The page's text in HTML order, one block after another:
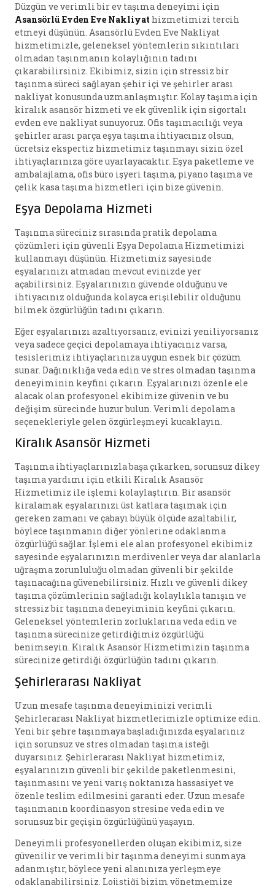
Düzgün ve verimli bir ev taşıma deneyimi için
Asansörlü Evden Eve Nakliyat hizmetimizi tercih
etmeyi düşünün. Asansörlü Evden Eve Nakliyat
hizmetimizle, geleneksel yöntemlerin sıkıntıları
olmadan taşınmanın kolaylığının tadını
çıkarabilirsiniz. Ekibimiz, sizin için stressiz bir
taşınma süreci sağlayan şehir içi ve şehirler arası
nakliyat konusunda uzmanlaşmıştır. Kolay taşıma için
kiralık asansör hizmeti ve ek güvenlik için sigortalı
evden eve nakliyat sunuyoruz. Ofis taşımacılığı veya
şehirler arası parça eşya taşıma ihtiyacınız olsun,
ücretsiz ekspertiz hizmetimiz taşınmayı sizin özel
ihtiyaçlarınıza göre uyarlayacaktır. Eşya paketleme ve
ambalajlama, ofis büro işyeri taşıma, piyano taşıma ve
çelik kasa taşıma hizmetleri için bize güvenin.
Eşya Depolama Hizmeti
Taşınma süreciniz sırasında pratik depolama
çözümleri için güvenli Eşya Depolama Hizmetimizi
kullanmayı düşünün. Hizmetimiz sayesinde
eşyalarınızı atmadan mevcut evinizde yer
açabilirsiniz. Eşyalarınızın güvende olduğunu ve
ihtiyacınız olduğunda kolayca erişilebilir olduğunu
bilmek özgürlüğün tadını çıkarın.
Eğer eşyalarınızı azaltıyorsanız, evinizi yeniliyorsanız
veya sadece geçici depolamaya ihtiyacınız varsa,
tesislerimiz ihtiyaçlarınıza uygun esnek bir çözüm
sunar. Dağınıklığa veda edin ve stres olmadan taşınma
deneyiminin keyfini çıkarın. Eşyalarınızı özenle ele
alacak olan profesyonel ekibimize güvenin ve bu
değişim sürecinde huzur bulun. Verimli depolama
seçenekleriyle gelen özgürleşmeyi kucaklayın.
Kiralık Asansör Hizmeti
Taşınma ihtiyaçlarınızla başa çıkarken, sorunsuz dikey
taşıma yardımı için etkili Kiralık Asansör
Hizmetimiz ile işlemi kolaylaştırın. Bir asansör
kiralamak eşyalarınızı üst katlara taşımak için
gereken zamanı ve çabayı büyük ölçüde azaltabilir,
böylece taşınmanın diğer yönlerine odaklanma
özgürlüğü sağlar. İşlemi ele alan profesyonel ekibimiz
sayesinde eşyalarınızın merdivenler veya dar alanlarla
uğraşma zorunluluğu olmadan güvenli bir şekilde
taşınacağına güvenebilirsiniz. Hızlı ve güvenli dikey
taşıma çözümlerinin sağladığı kolaylıkla tanışın ve
stressiz bir taşınma deneyiminin keyfini çıkarın.
Geleneksel yöntemlerin zorluklarına veda edin ve
taşınma sürecinize getirdiğimiz özgürlüğü
benimseyin. Kiralık Asansör Hizmetimizin taşınma
sürecinize getirdiği özgürlüğün tadını çıkarın.
Şehirlerarası Nakliyat
Uzun mesafe taşınma deneyiminizi verimli
Şehirlerarası Nakliyat hizmetlerimizle optimize edin.
Yeni bir şehre taşınmaya başladığınızda eşyalarınız
için sorunsuz ve stres olmadan taşıma isteği
duyarsınız. Şehirlerarası Nakliyat hizmetimiz,
eşyalarınızın güvenli bir şekilde paketlenmesini,
taşınmasını ve yeni varış noktanıza hassasiyet ve
özenle teslim edilmesini garanti eder. Uzun mesafe
taşınmanın koordinasyon stresine veda edin ve
sorunsuz bir geçişin özgürlüğünü yaşayın.
Deneyimli profesyonellerden oluşan ekibimiz, size
güvenilir ve verimli bir taşınma deneyimi sunmaya
adanmıştır, böylece yeni alanınıza yerleşmeye
odaklanabilirsiniz. Lojistiği bizim yönetmemize